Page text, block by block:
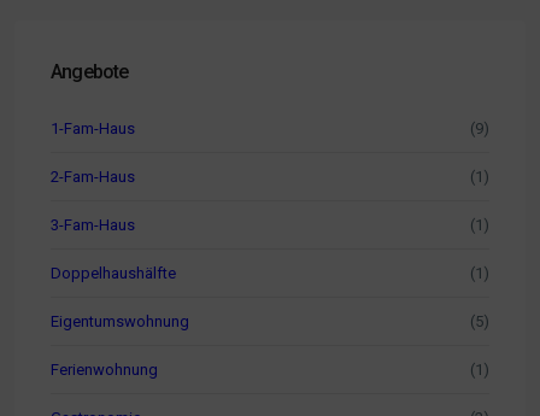
Angebote
1-Fam-Haus (9)
2-Fam-Haus (1)
3-Fam-Haus (1)
Doppelhaushälfte (1)
Eigentumswohnung (5)
Ferienwohnung (1)